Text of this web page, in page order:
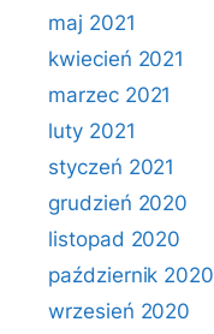
maj 2021
kwiecień 2021
marzec 2021
luty 2021
styczeń 2021
grudzień 2020
listopad 2020
październik 2020
wrzesień 2020